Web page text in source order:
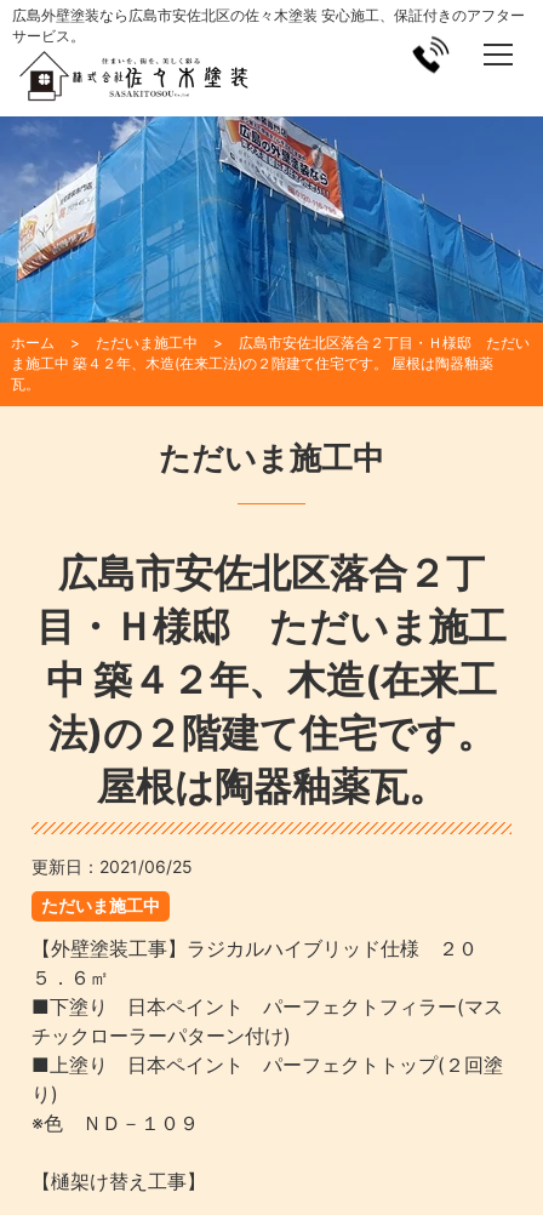
広島外壁塗装なら広島市安佐北区の佐々木塗装 安心施工、保証付きのアフター
サービス。
ホーム ただいま施工中
広島市安佐北区落合２丁目・Ｈ様邸 ただい
ま施工中 築４２年、木造(在来工法)の２階建て住宅です。 屋根は陶器釉薬
瓦。
ただいま施工中
広島市安佐北区落合２丁
目・Ｈ様邸 ただいま施工
中 築４２年、木造(在来工
法)の２階建て住宅です。
屋根は陶器釉薬瓦。
更新日： 2021/06/25
ただいま施工中
【外壁塗装工事】ラジカルハイブリッド仕様 ２０
５．６㎡
■下塗り 日本ペイント パーフェクトフィラー(マス
チックローラーパターン付け)
■上塗り 日本ペイント パーフェクトトップ(２回塗
り)
※色 ＮＤ－１０９
【樋架け替え工事】